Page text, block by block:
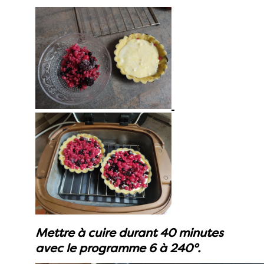
Mettre à cuire durant 40 minutes
avec le programme 6 à 240°.